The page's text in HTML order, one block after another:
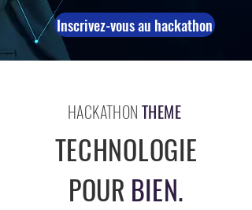
Inscrivez-vous au hackathon
HACKATHON THEME
TECHNOLOGIE
POUR BIEN.